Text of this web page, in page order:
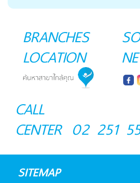
BRANCHES
LOCATION
CALL
CENTER 02 251
SITEMAP